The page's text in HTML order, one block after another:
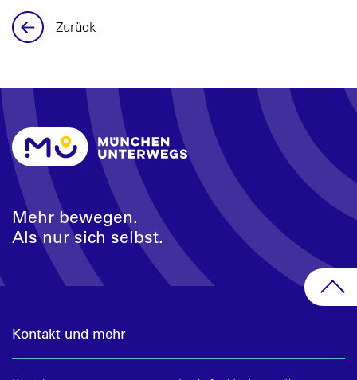
Zurück
Mehr bewegen.
Als nur sich selbst.
Kontakt und mehr